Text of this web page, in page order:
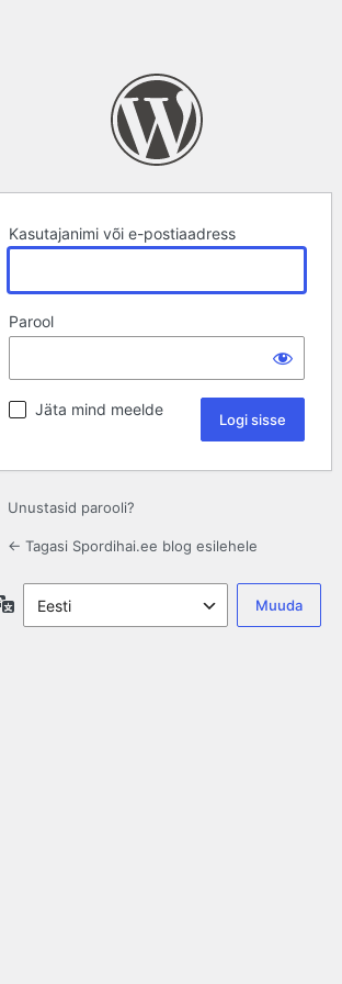
Kasutajanimi või e-postiaadress
Parool
Jäta mind meelde
Unustasid parooli?
← Tagasi Spordihai.ee blog esilehele
Keel